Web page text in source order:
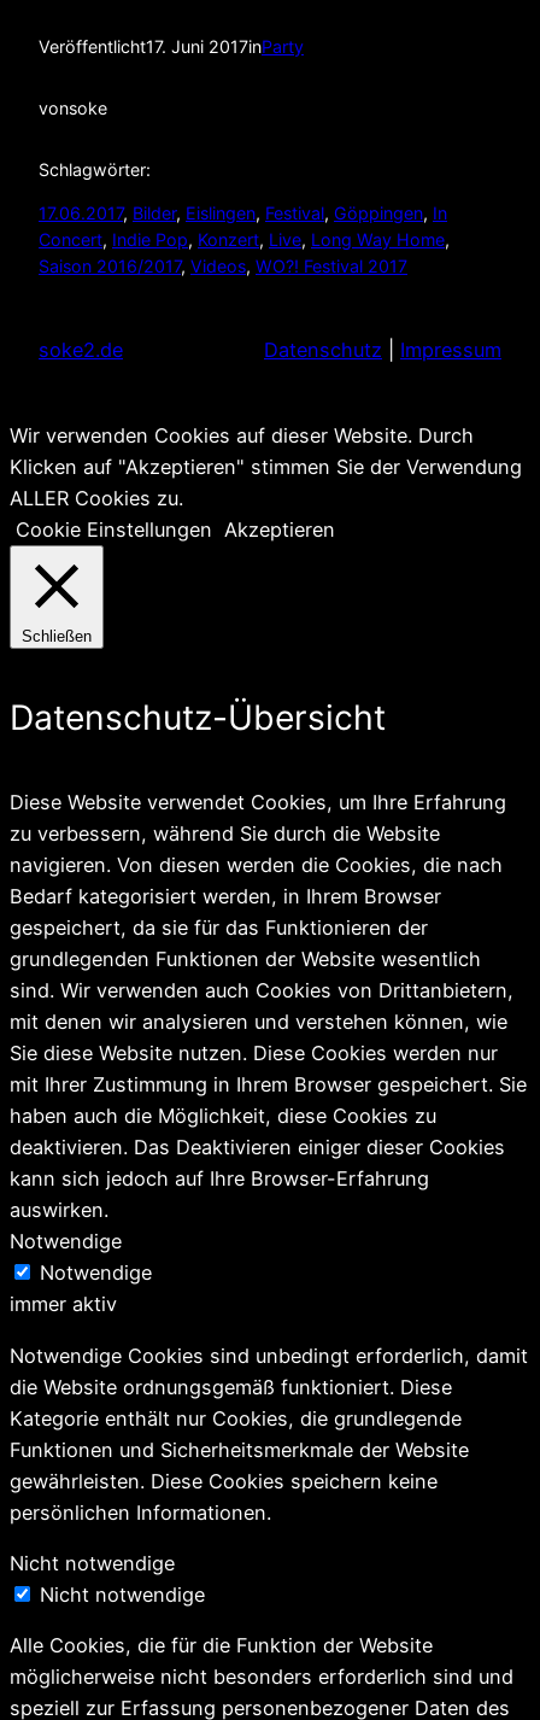
Veröffentlicht17. Juni 2017inParty
vonsoke
Schlagwörter:
17.06.2017, Bilder, Eislingen, Festival, Göppingen, In
Concert, Indie Pop, Konzert, Live, Long Way Home
Saison 2016/2017, Videos, WO?! Festival 2017
soke2.de Datenschutz Impressum
Wir verwenden Cookies auf dieser Website. Durch
Klicken auf "Akzeptieren" stimmen Sie der Verwendung
ALLER Cookies zu.
Cookie Einstellungen Akzeptieren
Schließen
Datenschutz-Übersicht
Diese Website verwendet Cookies, um Ihre Erfahrung
zu verbessern, während Sie durch die Website
navigieren. Von diesen werden die Cookies, die nach
Bedarf kategorisiert werden, in Ihrem Browser
gespeichert, da sie für das Funktionieren der
grundlegenden Funktionen der Website wesentlich
sind. Wir verwenden auch Cookies von Drittanbietern,
mit denen wir analysieren und verstehen können, wie
Sie diese Website nutzen. Diese Cookies werden nur
mit Ihrer Zustimmung in Ihrem Browser gespeichert. Sie
haben auch die Möglichkeit, diese Cookies zu
deaktivieren. Das Deaktivieren einiger dieser Cookies
kann sich jedoch auf Ihre Browser-Erfahrung
auswirken.
Notwendige
Notwendige
immer aktiv
Notwendige Cookies sind unbedingt erforderlich, damit
die Website ordnungsgemäß funktioniert. Diese
Kategorie enthält nur Cookies, die grundlegende
Funktionen und Sicherheitsmerkmale der Website
gewährleisten. Diese Cookies speichern keine
persönlichen Informationen.
Nicht notwendige
Nicht notwendige
Alle Cookies, die für die Funktion der Website
möglicherweise nicht besonders erforderlich sind und
speziell zur Erfassung personenbezogener Daten des